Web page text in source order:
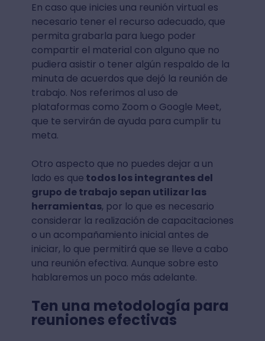
En caso que inicies una reunión virtual es
necesario tener el recurso adecuado, que
permita grabarla para luego poder
compartir el material con alguno que no
pudiera asistir o tener algún respaldo de la
minuta de acuerdos que dejó la reunión de
trabajo. Nos referimos al uso de
plataformas como Zoom o Google Meet,
que te servirán de ayuda para cumplir tu
meta.
Otro aspecto que no puedes dejar a un
lado es que todos los integrantes del
grupo de trabajo sepan utilizar las
herramientas, por lo que es necesario
considerar la realización de capacitaciones
o un acompañamiento inicial antes de
iniciar, lo que permitirá que se lleve a cabo
una reunión efectiva. Aunque sobre esto
hablaremos un poco más adelante.
Ten una metodología para
reuniones efectivas